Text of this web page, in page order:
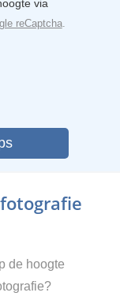
via
reCaptcha.
de hoogte